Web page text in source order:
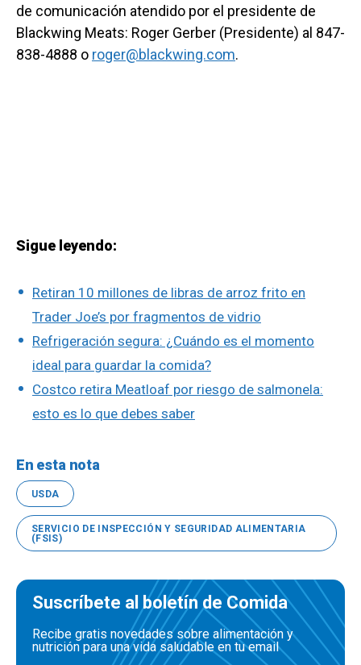
de comunicación atendido por el presidente de
Blackwing Meats: Roger Gerber (Presidente) al 847-
838-4888 o roger@blackwing.com.
Sigue leyendo:
Retiran 10 millones de libras de arroz frito en
Trader Joe’s por fragmentos de vidrio
Refrigeración segura: ¿Cuándo es el momento
ideal para guardar la comida?
Costco retira Meatloaf por riesgo de salmonela:
esto es lo que debes saber
En esta nota
USDA
SERVICIO DE INSPECCIÓN Y SEGURIDAD ALIMENTARIA
(FSIS)
Suscríbete al boletín de Comida
Recibe gratis novedades sobre alimentación y
nutrición para una vida saludable en tu email